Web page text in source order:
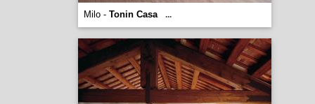
Milo - Tonin Casa ...